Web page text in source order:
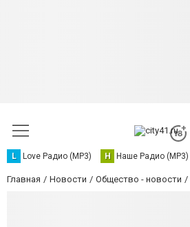
L Love Радио (MP3) Н Наше Радио (MP3)
Главная Новости Общество - новости